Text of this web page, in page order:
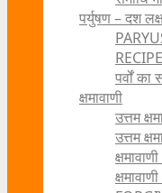
पर्युषण – दश
पर्वों का
क्षमावाणी
उत्तम
उत्तम